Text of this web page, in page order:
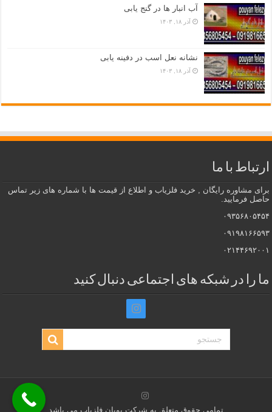
آب انبار ها در گنج یابی
آذر ۱۸, ۱۴۰۳
نشانه نعل اسب در دفینه یابی
آذر ۱۸, ۱۴۰۳
ارتباط با ما
برای مشاوره رایگان , خرید فلزیاب و اطلاع از قیمت ها با شماره های زیر تماس
حاصل فرمایید.
۰۹۳۵۶۸۰۵۴۵۴
۰۹۱۹۸۱۶۶۵۹۳
۰۲۱۴۴۶۹۲۰۰۱
ما را در شبکه های اجتماعی دنبال کنید
تمامی حقوق متعلق به شرکت پویان فلزیاب می باشد